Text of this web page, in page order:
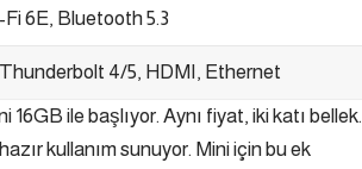
Fi 6E, Bluetooth 5.3
4/5, HDMI, Ethernet
ile başlıyor. Aynı fiyat, iki katı bellek.
kullanım sunuyor. Mini için bu ek